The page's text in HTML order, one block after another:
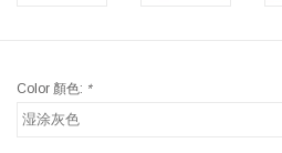
Color 顏色: *